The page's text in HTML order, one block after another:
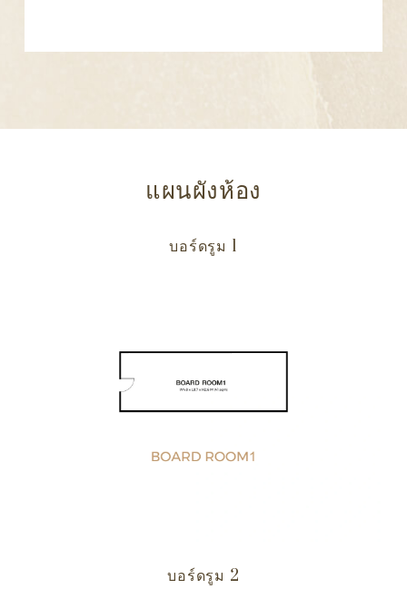
แผนผังห้อง
บอร์ดรูม 1
บอร์ดรูม 2